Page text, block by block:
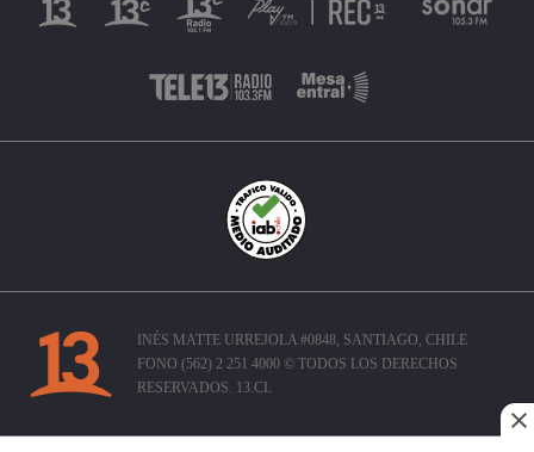
INÉS MATTE URREJOLA #0848, SANTIAGO, CHILE
FONO (562) 2 251 4000 © TODOS LOS DERECHOS
RESERVADOS. 13.CL